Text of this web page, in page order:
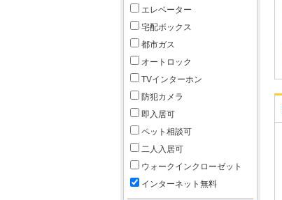
エレベーター
宅配ボックス
都市ガス
オートロック
TVインターホン
防犯カメラ
即入居可
ペット相談可
二人入居可
ウォークインクローゼット
インターネット無料